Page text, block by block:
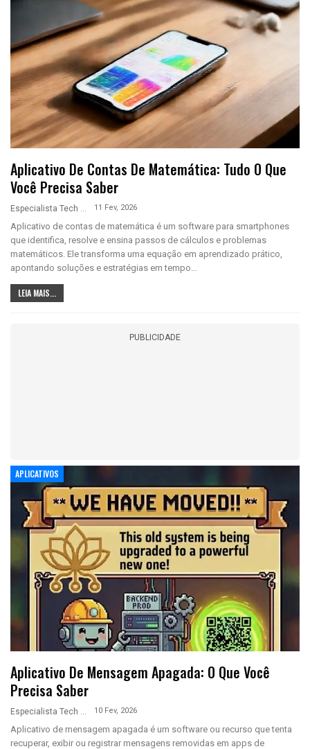
Aplicativo De Contas De Matemática: Tudo O Que
Você Precisa Saber
Especialista Tech 11 Fev, 2026
Aplicativo de contas de matemática é um software para smartphones
que identifica, resolve e ensina passos de cálculos e problemas
matemáticos. Ele transforma uma equação em aprendizado prático,
apontando soluções e estratégias em tempo…
LEIA MAIS...
PUBLICIDADE
APLICATIVOS
Aplicativo De Mensagem Apagada: O Que Você
Precisa Saber
Especialista Tech 10 Fev, 2026
Aplicativo de mensagem apagada é um software ou recurso que tenta
recuperar, exibir ou registrar mensagens removidas em apps de